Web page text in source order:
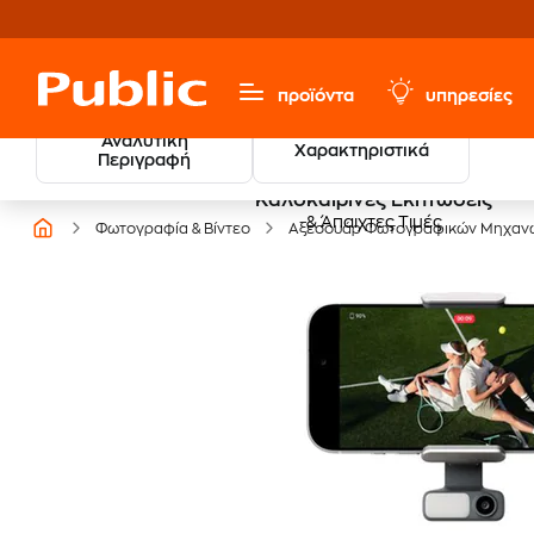
προϊόντα υπηρεσίες
Αναλυτική
Περιγραφή
Χαρακτηριστικά
Καλοκαιρινές Εκπτώσεις
& Άπαιχτες Τιμές
Φωτογραφία & Βίντεο Αξεσουάρ Φωτογραφικών